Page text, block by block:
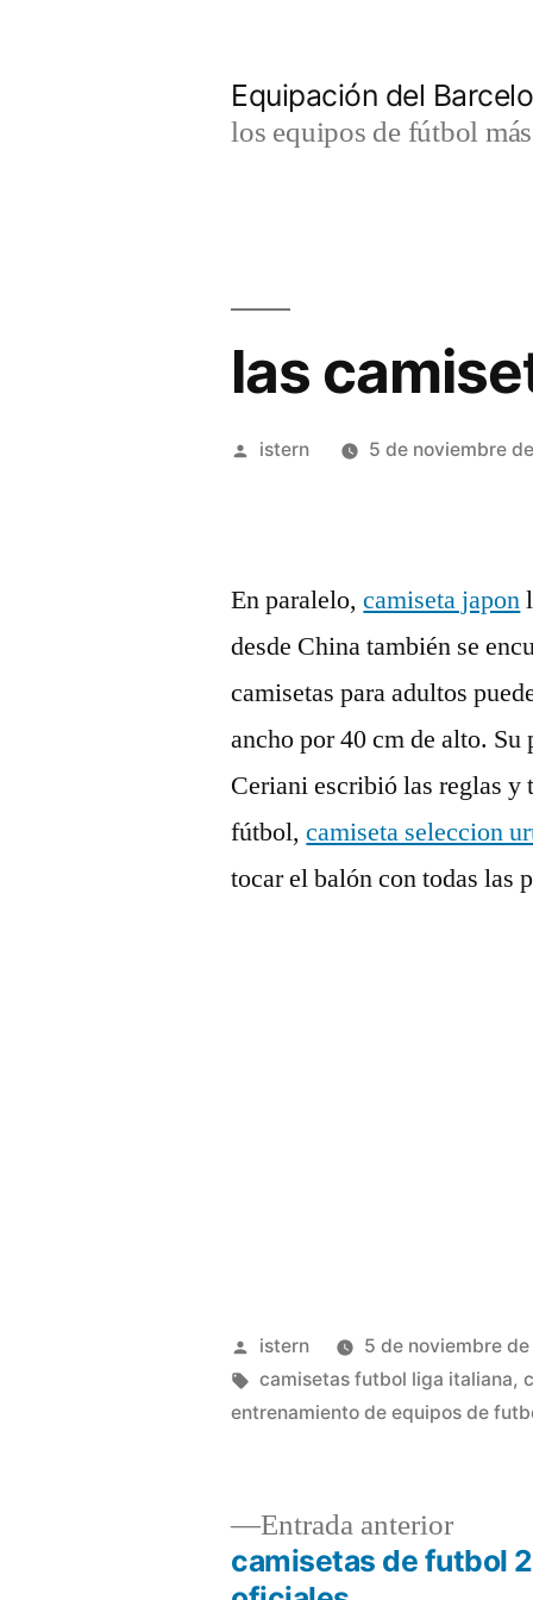
Equipación del
los equipos de fútbol
las
Publicado
istern 5 de noviembre
En paralelo,camiseta japon
desde China también se
camisetas para adultos
ancho por 40 cm de alto.
Ceriani escribió las reglas
fútbol,camiseta seleccion
tocar el balón con todas las
Publicado
por
istern 5 de noviembre
Etiquetas:
camisetas futbol liga italiana,
entrenamiento de equipos de
Entrada anteriorEntrada
camisetas de futbol